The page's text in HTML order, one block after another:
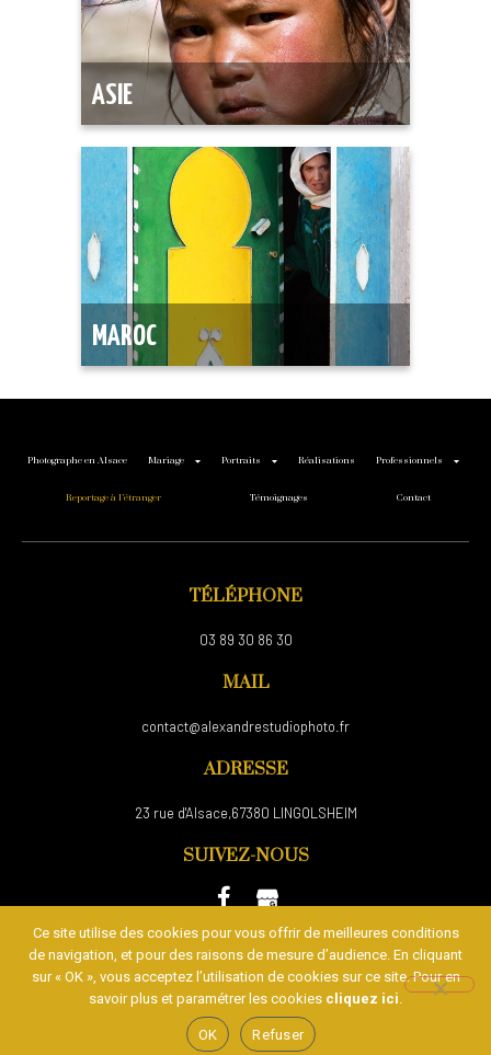
ASIE
MAROC
Photographe en Alsace Mariage Portraits Réalisations Professionnels
Reportage à l’étranger Témoignages Contact
TÉLÉPHONE
03 89 30 86 30
MAIL
contact@alexandrestudiophoto.fr
ADRESSE
23 rue d'Alsace,67380 LINGOLSHEIM
SUIVEZ-NOUS
Plan du site
Mentions Légales et Politique de confidentialité
/Formulaire de contact
Ce site utilise des cookies pour vous offrir de meilleures conditions
de navigation, et pour des raisons de mesure d’audience. En cliquant
sur « OK », vous acceptez l’utilisation de cookies sur ce site. Pour en
savoir plus et paramétrer les cookies cliquez ici.
OK Refuser